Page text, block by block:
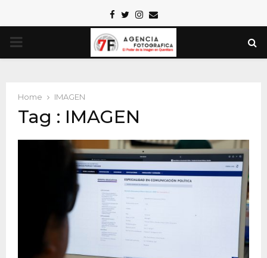
Facebook
TwitterInstagram
Email
PRIMARY
Home IMAGEN
Tag : IMAGEN